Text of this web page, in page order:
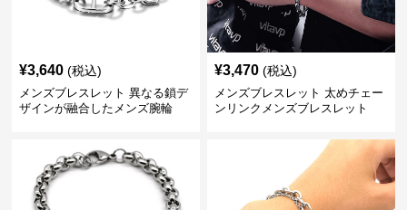
¥3,640 (税込)
メンズブレスレット 異なる鎖デ
ザインが融合したメンズ腕輪
¥3,470 (税込)
メンズブレスレット 太めチェー
ンリンクメンズブレスレット